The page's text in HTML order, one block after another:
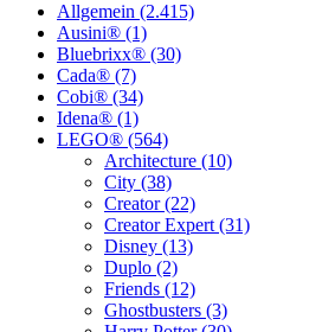
Allgemein (2.415)
Ausini® (1)
Bluebrixx® (30)
Cada® (7)
Cobi® (34)
Idena® (1)
LEGO® (564)
Architecture (10)
City (38)
Creator (22)
Creator Expert (31)
Disney (13)
Duplo (2)
Friends (12)
Ghostbusters (3)